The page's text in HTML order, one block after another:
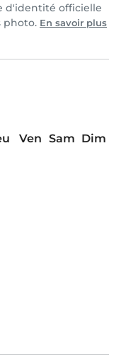
d'identité officielle
photo. En savoir plus
Ven Sam Dim